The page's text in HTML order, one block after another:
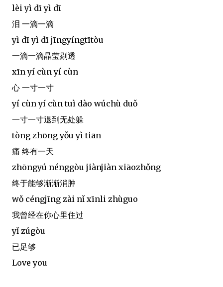
lèi yì dī yì dī
泪 一滴一滴
yì dī yì dī jīngyíngtītòu
一滴一滴晶莹剔透
xīn yí cùn yí cùn
心 一寸一寸
yí cùn yí cùn tuì dào wúchù duǒ
一寸一寸退到无处躲
tòng zhōng yǒu yì tiān
痛 终有一天
zhōngyú nénggòu jiànjiàn xiāozhǒng
终于能够渐渐消肿
wǒ céngjīng zài nǐ xīnli zhùguo
我曾经在你心里住过
yǐ zúgòu
已足够
Love you